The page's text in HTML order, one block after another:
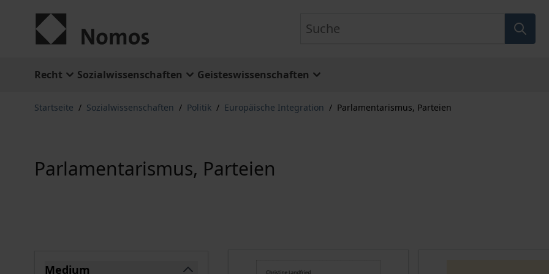
Recht Sozialwissenschaften Geisteswissenschaften
Startseite / Sozialwissenschaften / Politik / Europäische Integration / Parlamentarismus, Parteien
Parlamentarismus, Parteien
Medium